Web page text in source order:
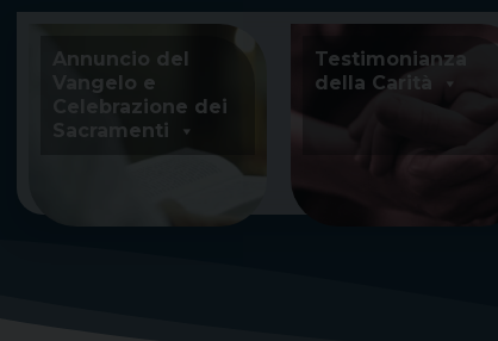
Skip
content
Annuncio del
Vangelo e
Celebrazione dei
Sacramenti
Testimonianza
della Carità